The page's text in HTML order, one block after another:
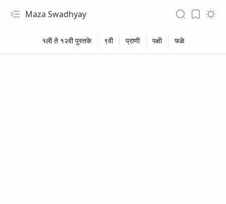
Maza Swadhyay